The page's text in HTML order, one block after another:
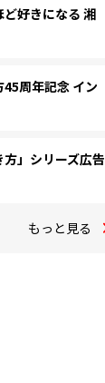
好きになる 湘
周年記念 イン
方」シリーズ広告
もっと見る